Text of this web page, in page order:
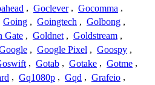
, Goclever , Gocomma ,
Going , Goingtech , Golbong ,
Gate , Goldnet , Goldstream ,
, Google Pixel , Goospy ,
, Gotab , Gotake , Gotme ,
, Gq1080p , Gqd , Grafeio ,